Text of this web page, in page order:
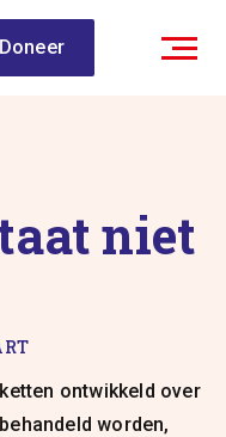
Doneer
niet
ontwikkeld over
worden,